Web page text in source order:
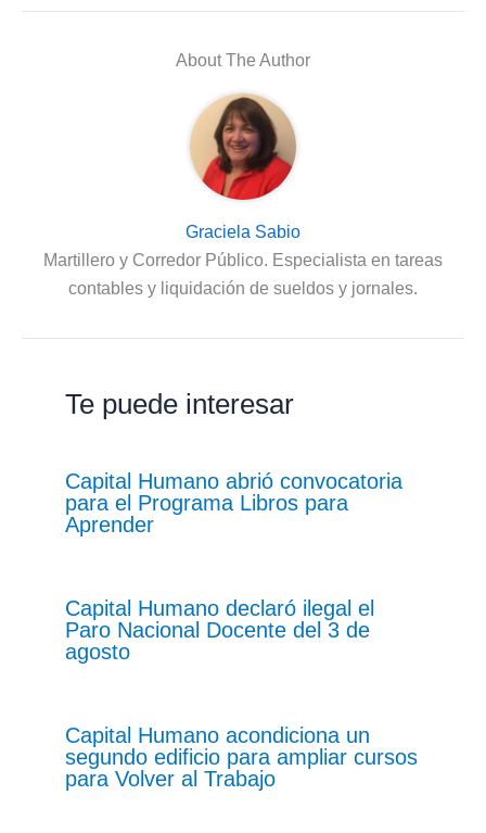
About The Author
Graciela Sabio
Martillero y Corredor Público. Especialista en tareas
contables y liquidación de sueldos y jornales.
Te puede interesar
Capital Humano abrió convocatoria
para el Programa Libros para
Aprender
Capital Humano declaró ilegal el
Paro Nacional Docente del 3 de
agosto
Capital Humano acondiciona un
segundo edificio para ampliar cursos
para Volver al Trabajo